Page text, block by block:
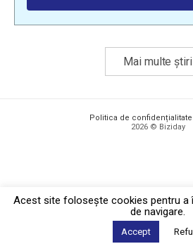
Mai multe știri
Politica de confidențialitate
2026 © Biziday
Acest site foloseşte cookies pentru a
de navigare.
Accept